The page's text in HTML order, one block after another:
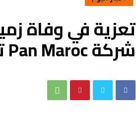
تعزية في وفاة
شركة Pan Maroc تنعى أحد أعمدتها